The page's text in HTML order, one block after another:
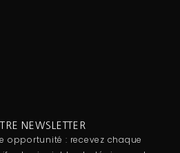
NEWSLETTER
opportunité : recevez chaque